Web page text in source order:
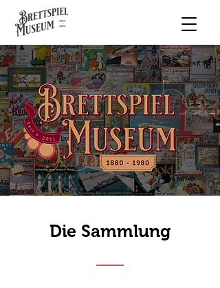
Die Sammlung